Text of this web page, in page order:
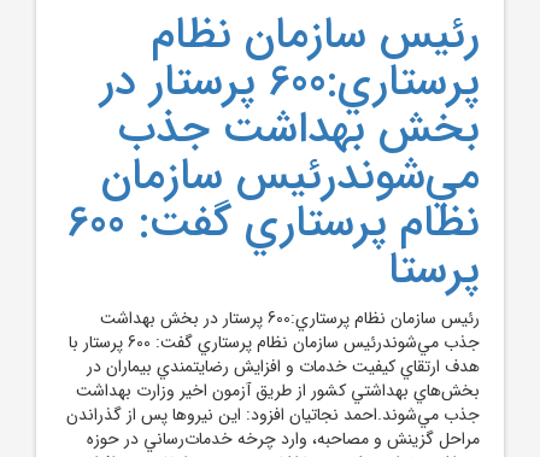
رئيس سازمان نظام
پرستاري:600 پرستار در
بخش بهداشت جذب
مي‌شوندرئيس سازمان
نظام پرستاري گفت: 600
پرستا
رئيس سازمان نظام پرستاري:600 پرستار در بخش بهداشت
جذب مي‌شوندرئيس سازمان نظام پرستاري گفت: 600 پرستار با
هدف ارتقاي کيفيت خدمات و افزايش رضايتمندي بيماران در
بخش‌هاي بهداشتي کشور از طريق آزمون اخير وزارت بهداشت
جذب مي‌شوند.احمد نجاتيان افزود: اين نيروها پس از گذراندن
مراحل گزينش و مصاحبه، وارد چرخه خدمات‌رساني در حوزه